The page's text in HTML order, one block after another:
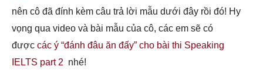
nên cô đã đính kèm câu trả lời mẫu dưới đây rồi đó! Hy
vọng qua video và bài mẫu của cô, các em sẽ có
được các ý “đánh đâu ăn đấy” cho bài thi Speaking
IELTS part 2 nhé!